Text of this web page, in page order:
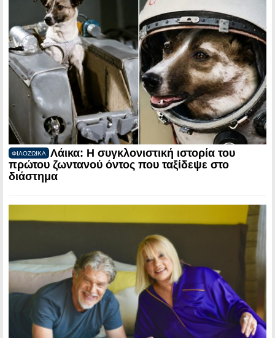
ΦΙΛΟΖΩΙΚΑ
Λάικα: Η συγκλονιστική ιστορία του
πρώτου ζωντανού όντος που ταξίδεψε στο
διάστημα